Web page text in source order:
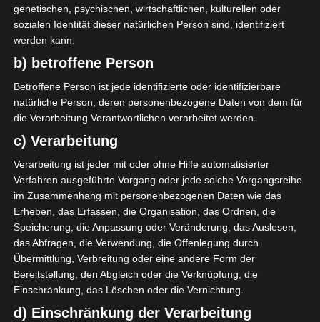
O A. Haboubi 32'
O D. B. Gautier
Union Sportive de Tataouine (UST)
Union Sportive Monastirienne (USMO) – Avenir Sp
ortif de La Marsa (ASM)
Espérance Sportive de Tunis (EST) – Étoile Sportive
de Métlaoui (ESM)
Die nächsten Begegnungen
genetischen, psychischen, wirtschaftlichen, kulturellen oder
sozialen Identität dieser natürlichen Person sind, identifiziert
werden kann.
b) betroffene Person
Betroffene Person ist jede identifizierte oder identifizierbare
natürliche Person, deren personenbezogene Daten von dem für
die Verarbeitung Verantwortlichen verarbeitet werden.
c) Verarbeitung
Verarbeitung ist jeder mit oder ohne Hilfe automatisierter
Verfahren ausgeführte Vorgang oder jede solche Vorgangsreihe
im Zusammenhang mit personenbezogenen Daten wie das
Erheben, das Erfassen, die Organisation, das Ordnen, die
Speicherung, die Anpassung oder Veränderung, das Auslesen,
das Abfragen, die Verwendung, die Offenlegung durch
Übermittlung, Verbreitung oder eine andere Form der
Bereitstellung, den Abgleich oder die Verknüpfung, die
Einschränkung, das Löschen oder die Vernichtung.
d) Einschränkung der Verarbeitung